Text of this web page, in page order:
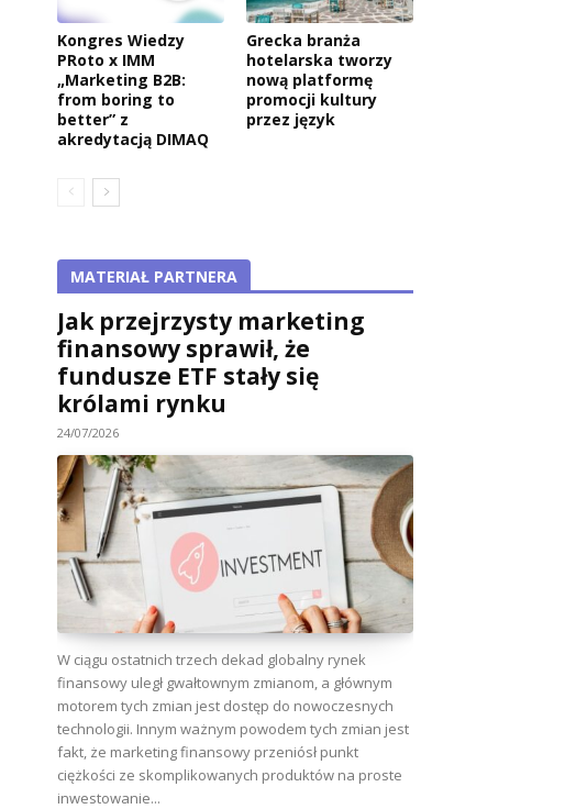
Kongres Wiedzy
PRoto x IMM
„Marketing B2B:
from boring to
better” z
akredytacją DIMAQ
Grecka branża
hotelarska tworzy
nową platformę
promocji kultury
przez język
MATERIAŁ PARTNERA
Jak przejrzysty marketing
finansowy sprawił, że
fundusze ETF stały się
królami rynku
24/07/2026
W ciągu ostatnich trzech dekad globalny rynek
finansowy uległ gwałtownym zmianom, a głównym
motorem tych zmian jest dostęp do nowoczesnych
technologii. Innym ważnym powodem tych zmian jest
fakt, że marketing finansowy przeniósł punkt
ciężkości ze skomplikowanych produktów na proste
inwestowanie...